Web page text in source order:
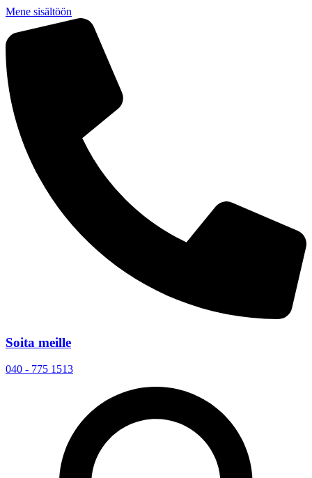
Mene sisältöön
Soita meille
040 - 775 1513